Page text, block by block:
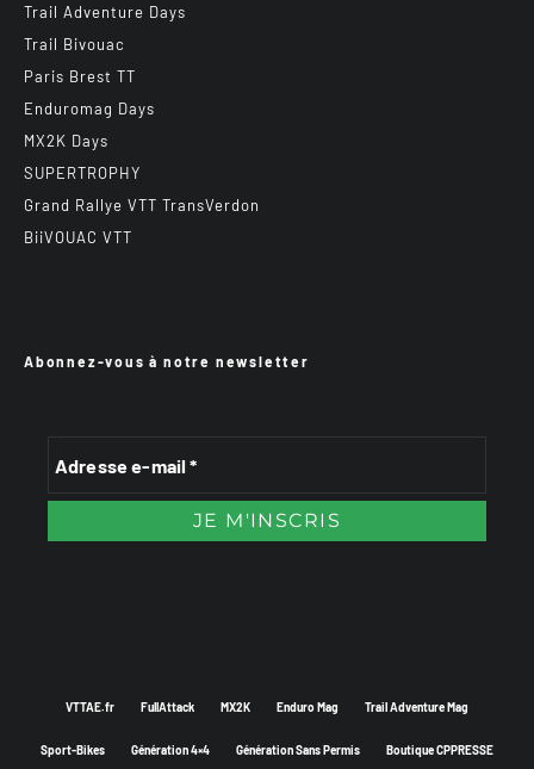
Trail Adventure Days
Trail Bivouac
Paris Brest TT
Enduromag Days
MX2K Days
SUPERTROPHY
Grand Rallye VTT TransVerdon
BiiVOUAC VTT
Abonnez-vous à notre newsletter
VTTAE.fr FullAttack MX2K Enduro Mag Trail Adventure Mag
Sport-Bikes Génération 4×4 Génération Sans Permis Boutique CPPRESSE